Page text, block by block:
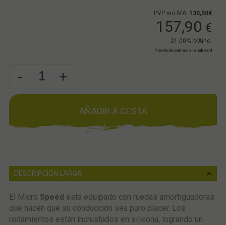
PVP sin IVA: 130,50€
157,90 €
21.00% IVAinc.
Tienda de patines y longboard
- +
AÑADIR A CESTA
DESCRIPCIÓN LARGA
El Micro Speed está equipado con ruedas amortiguadoras
que hacen que su conducción sea puro placer. Los
rodamientos están incrustados en silicona, logrando un